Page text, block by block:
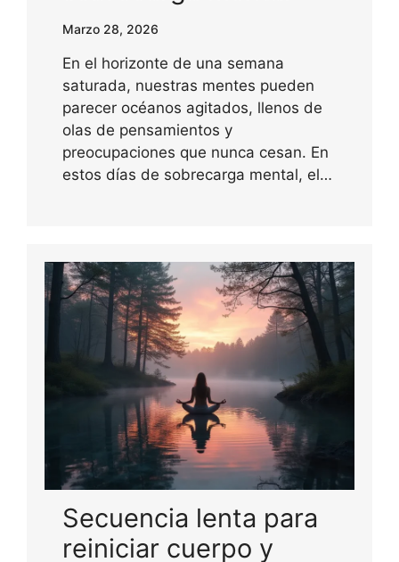
Marzo 28, 2026
En el horizonte de una semana
saturada, nuestras mentes pueden
parecer océanos agitados, llenos de
olas de pensamientos y
preocupaciones que nunca cesan. En
estos días de sobrecarga mental, el…
Secuencia lenta para
reiniciar cuerpo y